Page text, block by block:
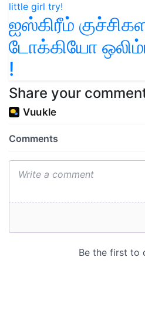
ஐஸ்கிரீம்
டோக்கியோ
!
Share your